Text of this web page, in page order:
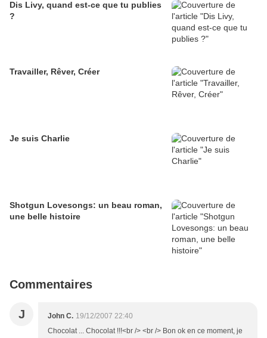
Dis Livy, quand est-ce que tu publies
?
Travailler, Rêver, Créer
Je suis Charlie
Shotgun Lovesongs: un beau roman,
une belle histoire
Commentaires
J John C. 19/12/2007 22:40
Chocolat ... Chocolat !!!<br /> <br /> Bon ok en ce moment, je